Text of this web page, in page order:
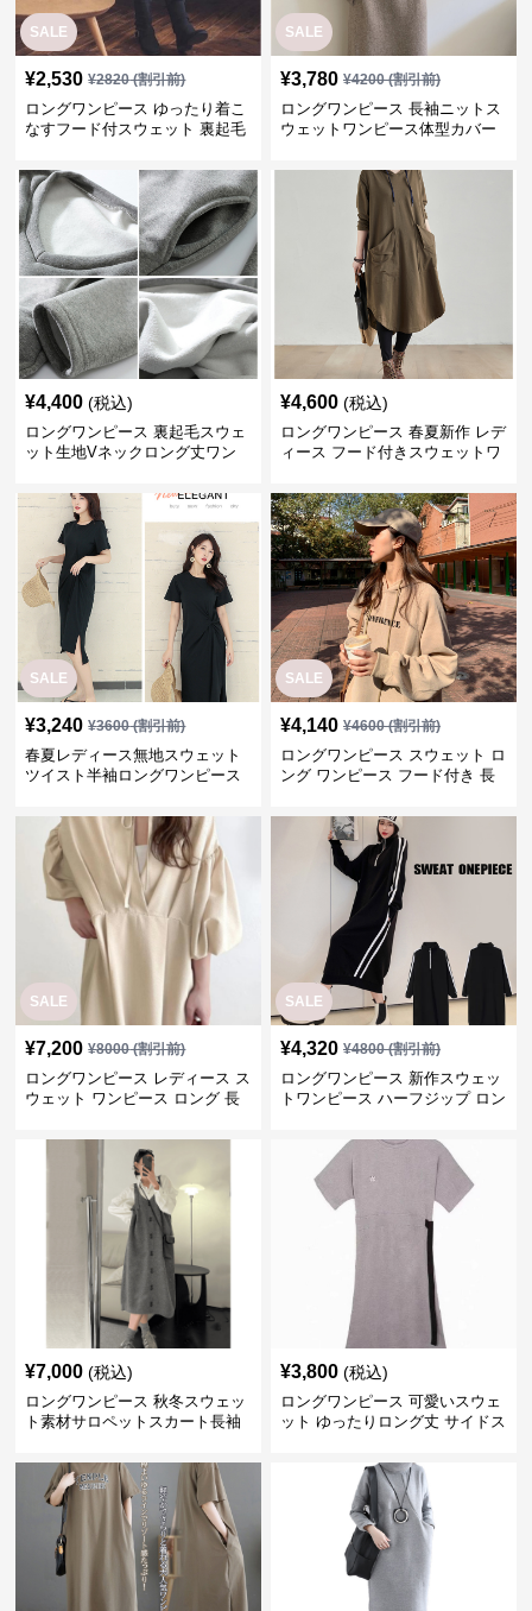
SALE
¥2,530 ¥2820(割引前)
ロングワンピース ゆったり着こ
なすフード付スウェット 裏起毛
SALE
¥3,780 ¥4200(割引前)
ロングワンピース 長袖ニットス
ウェットワンピース体型カバー
¥4,400 (税込)
ロングワンピース 裏起毛スウェ
ット生地Vネックロング丈ワン
¥4,600 (税込)
ロングワンピース 春夏新作 レデ
ィース フード付きスウェットワ
SALE
¥3,240 ¥3600(割引前)
春夏レディース無地スウェット
ツイスト半袖ロングワンピース
SALE
¥4,140 ¥4600(割引前)
ロングワンピース スウェット ロ
ング ワンピース フード付き 長
SALE
¥7,200 ¥8000(割引前)
ロングワンピース レディース ス
ウェット ワンピース ロング 長
SALE
¥4,320 ¥4800(割引前)
ロングワンピース 新作スウェッ
トワンピース ハーフジップ ロン
¥7,000 (税込)
ロングワンピース 秋冬スウェッ
ト素材サロペットスカート長袖
¥3,800 (税込)
ロングワンピース 可愛いスウェ
ット ゆったりロング丈 サイドス